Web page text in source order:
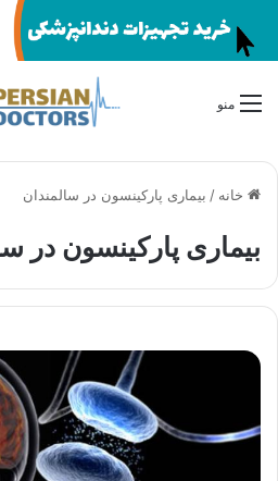
منو
خانه / بیماری پارکینسون در سالمندان
بیماری پارکینسون در